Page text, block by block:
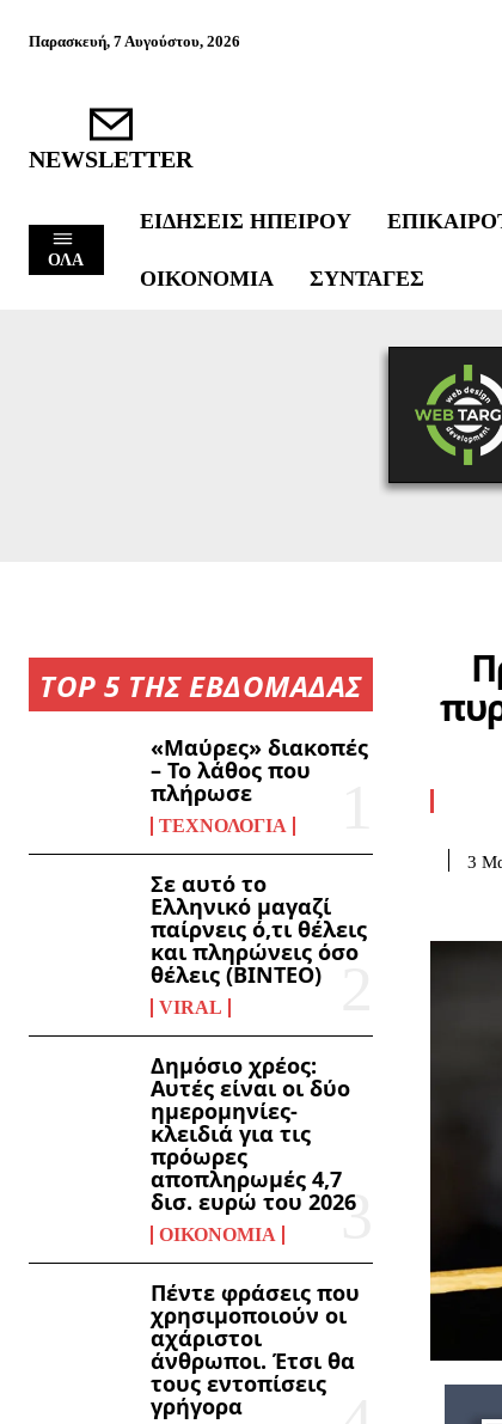
Παρασκευή, 7 Αυγούστου, 2026
NEWSLETTER
ΟΛΑ
ΕΙΔΉΣΕΙΣ ΗΠΕΊΡΟΥ
ΟΙΚΟΝΟΜΊΑ ΣΥΝΤΑΓΈΣ
TOP 5 ΤΗΣ ΕΒΔΟΜΑΔΑΣ
«Μαύρες» διακοπές
– Το λάθος που
πλήρωσε
ΤΕΧΝΟΛΟΓΊΑ
Σε αυτό το
Ελληνικό μαγαζί
παίρνεις ό,τι θέλεις
και πληρώνεις όσο
θέλεις (ΒΙΝΤΕΟ)
VIRAL
Δημόσιο χρέος:
Αυτές είναι οι δύο
ημερομηνίες-
κλειδιά για τις
πρόωρες
αποπληρωμές 4,7
δισ. ευρώ του 2026
ΟΙΚΟΝΟΜΊΑ
Πέντε φράσεις που
χρησιμοποιούν οι
αχάριστοι
άνθρωποι. Έτσι θα
τους εντοπίσεις
γρήγορα
3